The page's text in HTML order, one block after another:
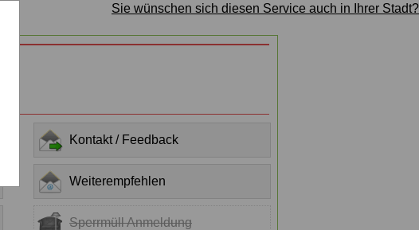
Sie wünschen sich diesen Service auch in Ihrer Stadt?
Kontakt / Feedback
Weiterempfehlen
Sperrmüll Anmeldung